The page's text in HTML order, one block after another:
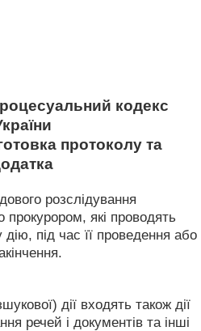
кодекс
протоколу та
розслідування
які проводять
під час її проведення або
дії входять також дії
речей і документів та інші